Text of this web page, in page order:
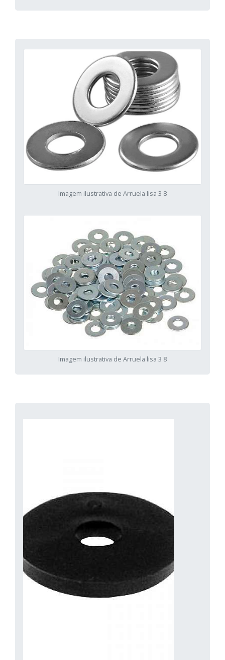
Imagem ilustrativa de Arruela lisa 3 8
Imagem ilustrativa de Arruela lisa 3 8